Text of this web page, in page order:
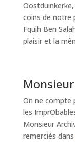
coins de notre
Fquih Ben
plaisir et la
On ne compte
les
Monsieur
remerciés dans